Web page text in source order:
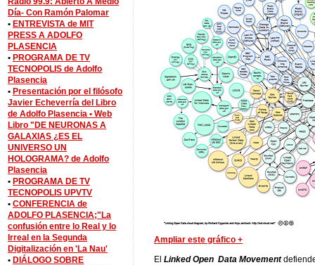
Ampliar este gráfico +
El Linked Open Data Movement
Día- Con Ramón Palomar
• ENTREVISTA de MIT
PRESS A ADOLFO
PLASENCIA
• PROGRAMA DE TV
TECNOPOLIS de Adolfo
Plasencia
• Presentación por el filósofo
Javier Echeverría del Libro
de Adolfo Plasencia • Web
Libro "DE NEURONAS A
GALAXIAS ¿ES EL
UNIVERSO UN
HOLOGRAMA? de Adolfo
Plasencia
• PROGRAMA DE TV
TECNOPOLIS UPVTV
• CONFERENCIA de
ADOLFO PLASENCIA;"La
confusión entre lo Real y lo
Irreal en la Segunda
Digitalización en 'La Nau'
• DIÁLOGO SOBRE